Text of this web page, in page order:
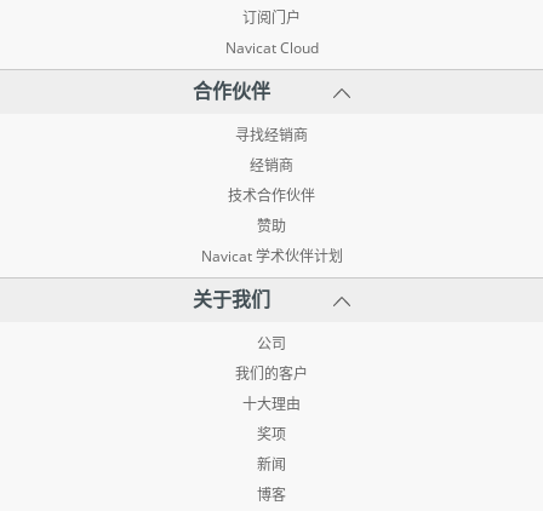
订阅门户
Navicat Cloud
合作伙伴
寻找经销商
经销商
技术合作伙伴
赞助
Navicat 学术伙伴计划
关于我们
公司
我们的客户
十大理由
奖项
新闻
博客